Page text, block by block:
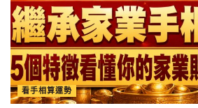
看手相算運勢